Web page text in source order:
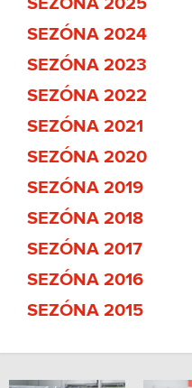
SEZÓNA 2024
SEZÓNA 2023
SEZÓNA 2022
SEZÓNA 2021
SEZÓNA 2020
SEZÓNA 2019
SEZÓNA 2018
SEZÓNA 2017
SEZÓNA 2016
SEZÓNA 2015